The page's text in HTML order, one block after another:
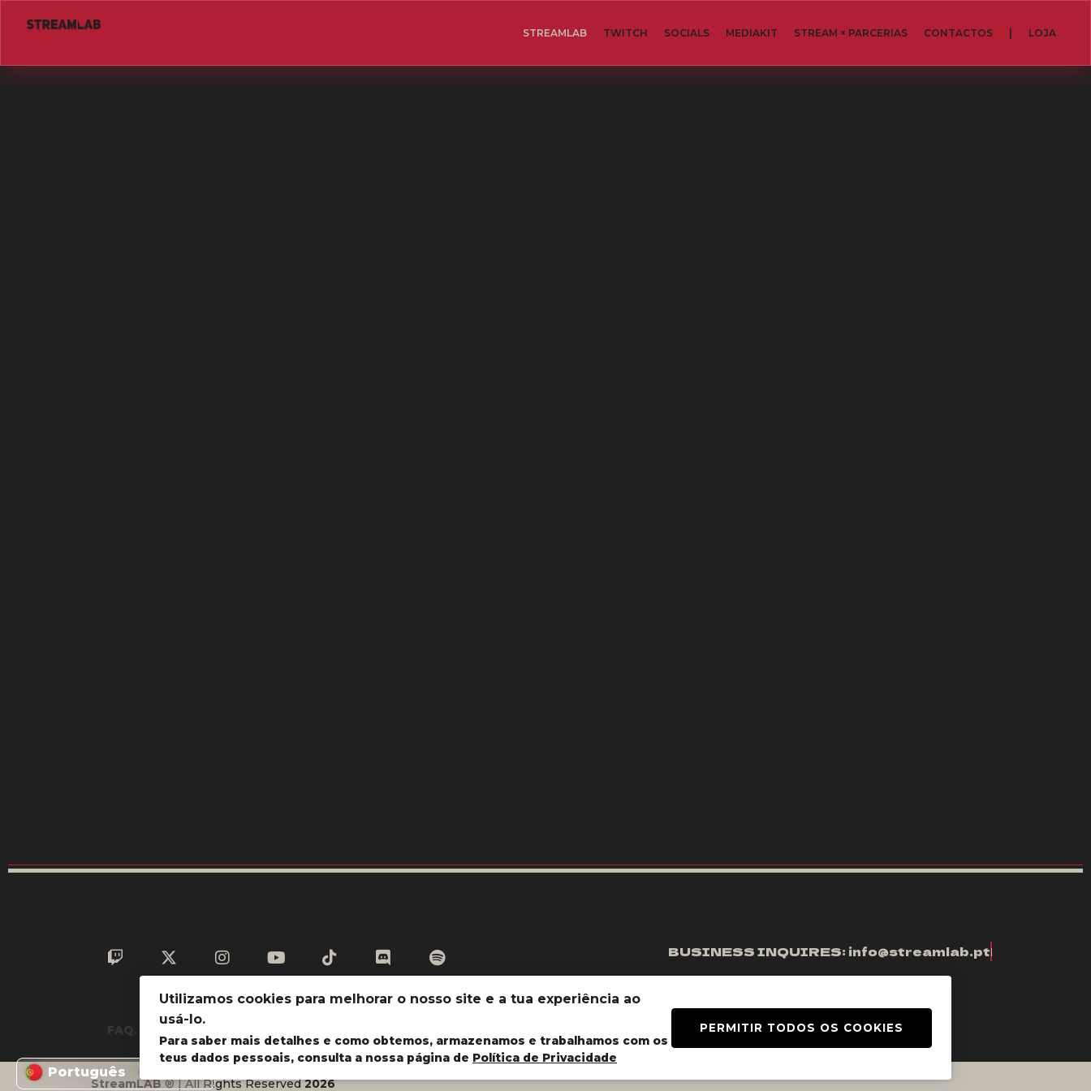
STREAMLAB TWITCH SOCIALS MEDIAKIT STREAM × PARCERIAS CONTACTOS LOJA
BUSINESSINQUIRES: info@streamlab.pt
FAQ.
StreamLAB® | All Rights Reserved2026
Português
Utilizamos cookies para melhorar o nosso site e a tua experiência ao
usá-lo.
Para saber mais detalhes e como obtemos, armazenamos e trabalhamos com os
teus dados pessoais, consulta a nossa página de Política de Privacidade
PERMITIR TODOS OS COOKIES